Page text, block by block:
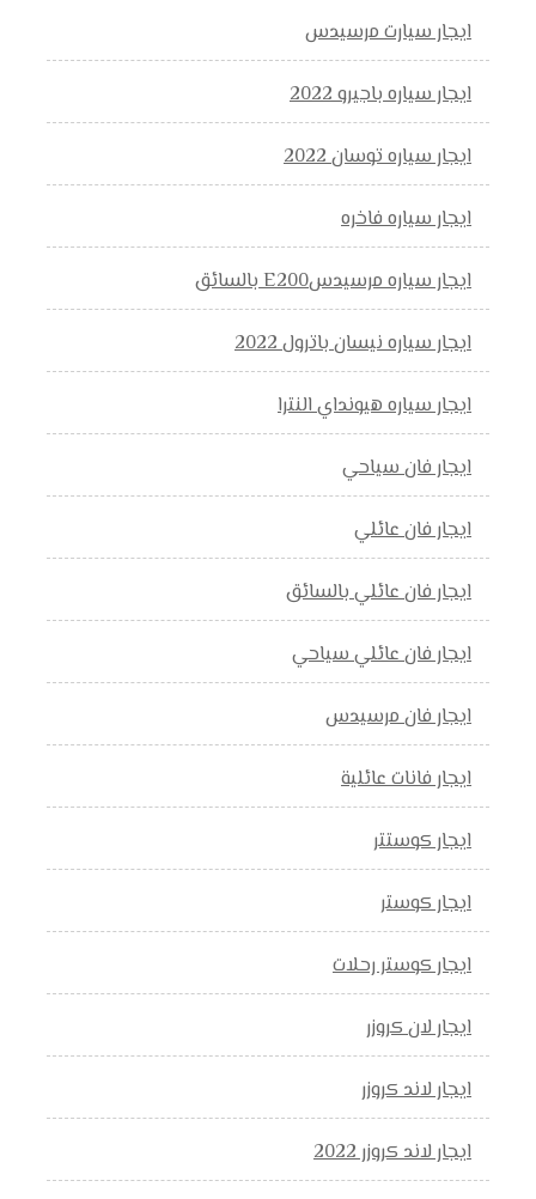
ايجار سيارت مرسيدس
ايجار سياره باجيرو 2022
ايجار سياره توسان 2022
ايجار سياره فاخره
ايجار سياره مرسيدسE200 بالسائق
ايجار سياره نيسان باترول 2022
ايجار سياره هيونداي النترا
ايجار فان سياحي
ايجار فان عائلي
ايجار فان عائلي بالسائق
ايجار فان عائلي سياحي
ايجار فان مرسيدس
ايجار فانات عائلية
ايجار كوستتر
ايجار كوستر
ايجار كوستر رحلات
ايجار لان كروزر
ايجار لاند كروزر
ايجار لاند كروزر 2022